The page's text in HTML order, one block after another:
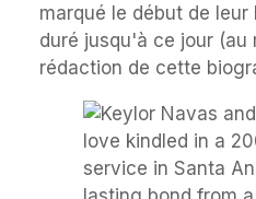
marqué le début de
duré jusqu'à ce jour (au
rédaction de cette